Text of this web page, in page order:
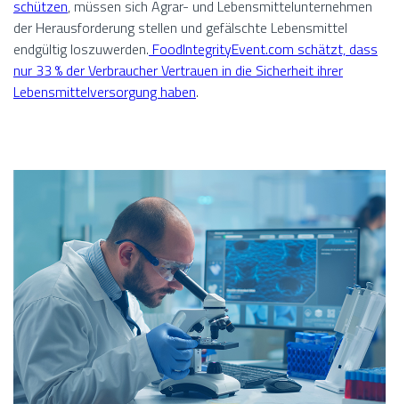
schützen, müssen sich Agrar- und Lebensmittelunternehmen
der Herausforderung stellen und gefälschte Lebensmittel
endgültig loszuwerden. FoodIntegrityEvent.com schätzt, dass
nur 33 % der Verbraucher Vertrauen in die Sicherheit ihrer
Lebensmittelversorgung haben.